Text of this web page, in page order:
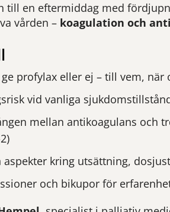
till en eftermiddag med
vården – koagulation och
ge profylax eller ej – till vem, när
vid vanliga
mellan antikoagulans och
aspekter kring utsättning,
och bikupor för